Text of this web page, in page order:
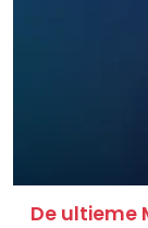
De ultieme